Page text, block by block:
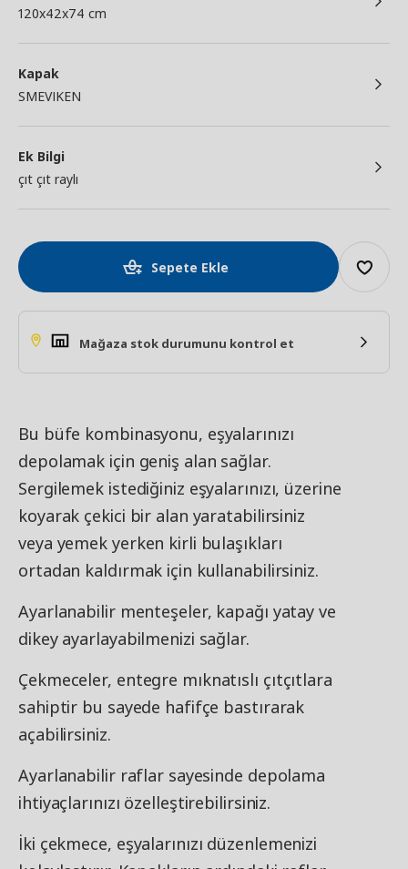
120x42x74 cm
Kapak
SMEVIKEN
Ek Bilgi
çıt çıt raylı
Sepete Ekle
Mağaza stok durumunu kontrol et
Bu büfe kombinasyonu, eşyalarınızı
depolamak için geniş alan sağlar.
Sergilemek istediğiniz eşyalarınızı, üzerine
koyarak çekici bir alan yaratabilirsiniz
veya yemek yerken kirli bulaşıkları
ortadan kaldırmak için kullanabilirsiniz.
Ayarlanabilir menteşeler, kapağı yatay ve
dikey ayarlayabilmenizi sağlar.
Çekmeceler, entegre mıknatıslı çıtçıtlara
sahiptir bu sayede hafifçe bastırarak
açabilirsiniz.
Ayarlanabilir raflar sayesinde depolama
ihtiyaçlarınızı özelleştirebilirsiniz.
İki çekmece, eşyalarınızı düzenlemenizi